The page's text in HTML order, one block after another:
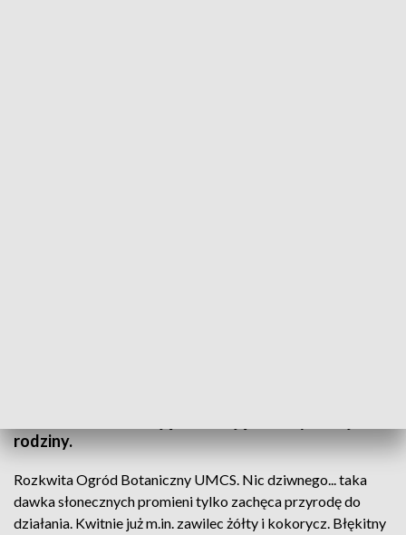
rodziny.
Rozkwita Ogród Botaniczny UMCS. Nic dziwnego... taka
dawka słonecznych promieni tylko zachęca przyrodę do
działania. Kwitnie już m.in. zawilec żółty i kokorycz. Błękitny